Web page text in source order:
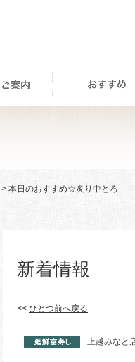
> 本日のおすすめ☆炙り中とろ
新着情報
<< ひとつ前へ戻る
上越みなと